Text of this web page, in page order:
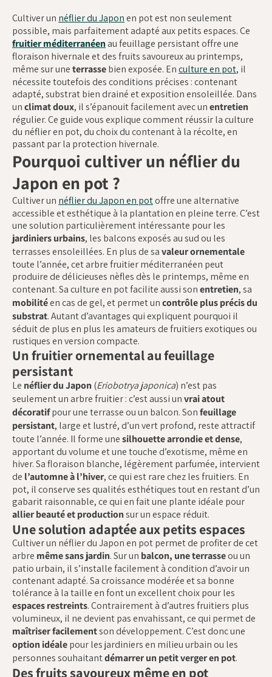
Cultiver un néflier du Japonen pot est non seulement
possible, mais parfaitement adapté aux petits espaces. Ce
fruitier méditerranéen au feuillage persistant offre une
floraison hivernale et des fruits savoureux au printemps,
même sur uneterrassebien exposée. Enculture en pot, il
nécessite toutefois des conditions précises : contenant
adapté, substrat bien drainé et exposition ensoleillée. Dans
unclimat doux, il s’épanouit facilement avec unentretien
régulier. Ce guide vous explique comment réussir la culture
du néflier en pot, du choix du contenant à la récolte, en
passant par la protection hivernale.
Pourquoi cultiver un néflier du
Japon en pot ?
Cultiver un néflier du Japon en potoffre une alternative
accessible et esthétique à la plantation en pleine terre. C’est
une solution particulièrement intéressante pour les
jardiniers urbains, les balcons exposés au sud ou les
terrasses ensoleillées. En plus de savaleur ornementale
toute l’année, cet arbre fruitier méditerranéen peut
produire de délicieuses nèfles dès le printemps, même en
contenant. Sa culture en pot facilite aussi sonentretien, sa
mobilitéen cas de gel, et permet uncontrôle plus précis du
substrat. Autant d’avantages qui expliquent pourquoi il
séduit de plus en plus les amateurs de fruitiers exotiques ou
rustiques en version compacte.
Un fruitier ornemental au feuillage
persistant
Le néflier du Japon (Eriobotrya japonica) n’est pas
seulement un arbre fruitier : c’est aussi unvrai atout
décoratifpour une terrasse ou un balcon. Sonfeuillage
persistant, large et lustré, d’un vert profond, reste attractif
toute l’année. Il forme unesilhouette arrondie et dense,
apportant du volume et une touche d’exotisme, même en
hiver. Sa floraison blanche, légèrement parfumée, intervient
de l’automne à l’hiver, ce qui est rare chez les fruitiers. En
pot, il conserve ses qualités esthétiques tout en restant d’un
gabarit raisonnable, ce qui en fait une plante idéale pour
allier beauté et productionsur un espace réduit.
Une solution adaptée aux petits espaces
Cultiver un néflier du Japon en pot permet de profiter de cet
arbre même sans jardin. Sur un balcon, une terrasseou un
patio urbain, il s’installe facilement à condition d’avoir un
contenant adapté. Sa croissance modérée et sa bonne
tolérance à la taille en font un excellent choix pour les
espaces restreints. Contrairement à d’autres fruitiers plus
volumineux, il ne devient pas envahissant, ce qui permet de
maîtriser facilementson développement. C’est donc une
option idéalepour les jardiniers en milieu urbain ou les
personnes souhaitantdémarrer un petit verger en pot.
Des fruits savoureux même en pot